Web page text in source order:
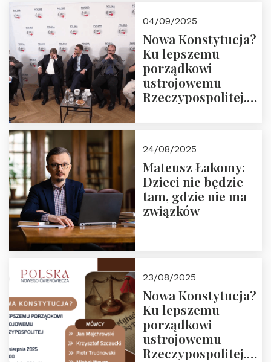
04/09/2025
Nowa Konstytucja?
Ku lepszemu
porządkowi
ustrojowemu
Rzeczypospolitej.
24/08/2025
Mateusz Łakomy:
Dzieci nie będzie
tam, gdzie nie ma
związków
23/08/2025
Nowa Konstytucja?
Ku lepszemu
porządkowi
ustrojowemu
Rzeczypospolitej.